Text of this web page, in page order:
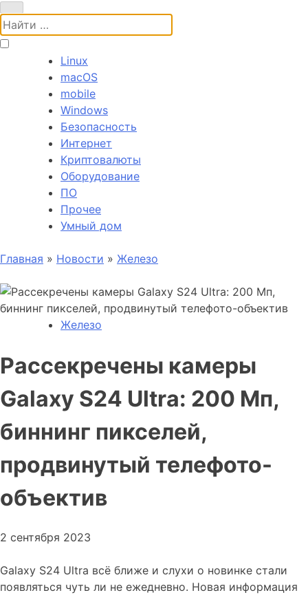
Поиск:
Linux
macOS
mobile
Windows
Безопасность
Интернет
Криптовалюты
Оборудование
ПО
Прочее
Умный дом
Главная » Новости » Железо
Железо
Рассекречены камеры
Galaxy S24 Ultra: 200 Мп,
биннинг пикселей,
продвинутый телефото-
объектив
2 сентября 2023
Galaxy S24 Ultra всё ближе и слухи о новинке стали
появляться чуть ли не ежедневно. Новая информация